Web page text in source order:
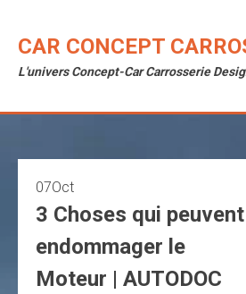
content
CAR CONCEPT
L'univers Concept-Car Carrosserie
07Oct
3 Choses qui peuvent
endommager le
Moteur | AUTODOC